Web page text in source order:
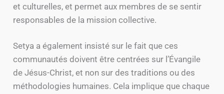
et culturelles, et permet aux membres de se sentir
responsables de la mission collective.
Setya a également insisté sur le fait que ces
communautés doivent être centrées sur l’Évangile
de Jésus-Christ, et non sur des traditions ou des
méthodologies humaines. Cela implique que chaque